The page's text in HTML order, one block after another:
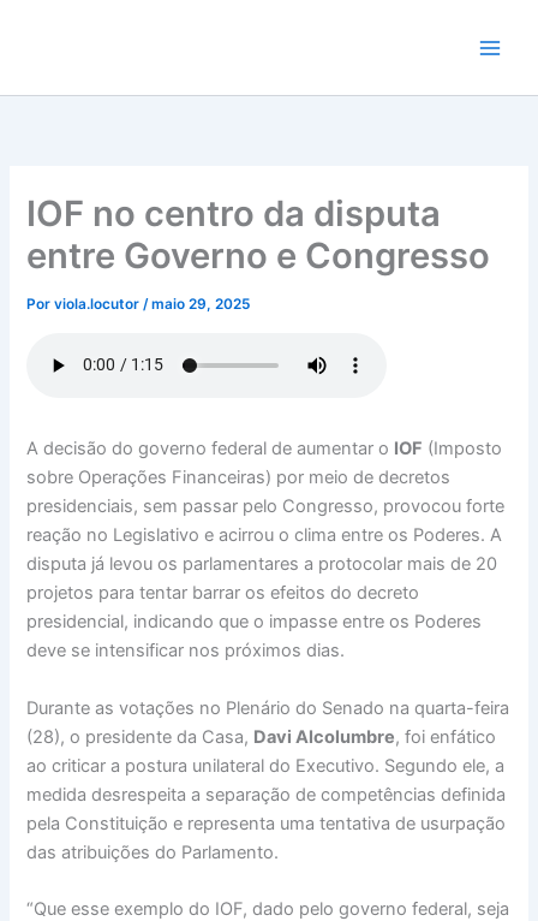
conteúdo
IOF no centro da disputa
entre Governo e Congresso
Porviola.locutor/maio 29, 2025
A decisão do governo federal de aumentar o IOF (Imposto
sobre Operações Financeiras) por meio de decretos
presidenciais, sem passar pelo Congresso, provocou forte
reação no Legislativo e acirrou o clima entre os Poderes. A
disputa já levou os parlamentares a protocolar mais de 20
projetos para tentar barrar os efeitos do decreto
presidencial, indicando que o impasse entre os Poderes
deve se intensificar nos próximos dias.
Durante as votações no Plenário do Senado na quarta-feira
(28), o presidente da Casa, Davi Alcolumbre, foi enfático
ao criticar a postura unilateral do Executivo. Segundo ele, a
medida desrespeita a separação de competências definida
pela Constituição e representa uma tentativa de usurpação
das atribuições do Parlamento.
“Que esse exemplo do IOF, dado pelo governo federal, seja